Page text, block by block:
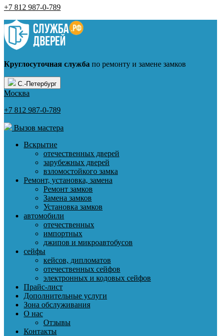
+7 812 987-0-789
Круглосуточная служба по ремонту и замене замков
С.-Петербург
Москва
+7 812 987-0-789
Вызов мастера
Вскрытие
отечественных дверей
зарубежных дверей
взломостойкого замка
Ремонт, установка, замена
Ремонт замков
Замена замков
Установка замков
автомобили
отечественных
импортных
джипов и микроавтобусов
сейфы
кейсов, дипломатов
отечественных сейфов
электронных и кодовых сейфов
Прайс-лист
Дополнительные услуги
Зона обслуживания
О нас
Отзывы
Контакты